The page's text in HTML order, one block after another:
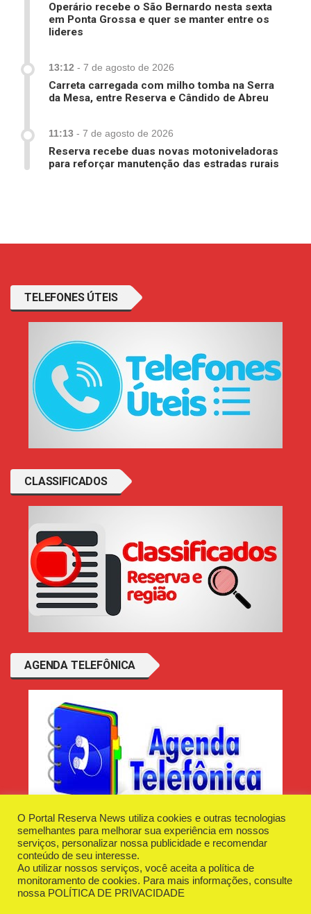
Operário recebe o São Bernardo nesta sexta
em Ponta Grossa e quer se manter entre os
lideres
13:12 - 7 de agosto de 2026
Carreta carregada com milho tomba na Serra
da Mesa, entre Reserva e Cândido de Abreu
11:13 - 7 de agosto de 2026
Reserva recebe duas novas motoniveladoras
para reforçar manutenção das estradas rurais
TELEFONES ÚTEIS
CLASSIFICADOS
AGENDA TELEFÔNICA
Desenvolvido e Hospedado porPlugin Informática
Reserva News Tecnologia - CNPJ - 42.509.198/0001-83
O Portal Reserva News utiliza cookies e outras tecnologias
semelhantes para melhorar sua experiência em nossos
serviços, personalizar nossa publicidade e recomendar
conteúdo de seu interesse.
Ao utilizar nossos serviços, você aceita a política de
monitoramento de cookies. Para mais informações, consulte
nossa POLÍTICA DE PRIVACIDADE